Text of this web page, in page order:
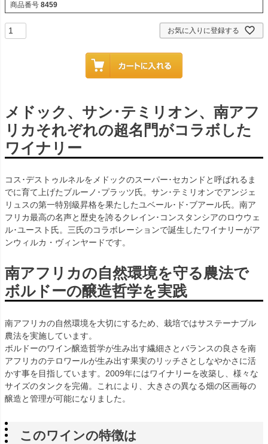
商品番号 8459
お気に入りに登録する
メドック、サン･テミリオン、南アフ
リカそれぞれの超名門がコラボした
ワイナリー
コス･デストゥルネルをメドックのスーパー･セカンドと呼ばれるま
でに育て上げたブルーノ･プラッツ氏。サン･テミリオンでアンジェ
リュスの第一特別級昇格を果たしたユベール･ド･ブアール氏。南ア
フリカ最高の名声と歴史を誇るクレイン･コンスタンシアのロウウェ
ル･ユースト氏。三氏のコラボレーションで誕生したワイナリーがア
ンウィルカ・ヴィンヤードです。
南アフリカの自然環境を守る農法で
ボルドーの醸造哲学を実践
南アフリカの自然環境を大切にするため、栽培ではサステーナブル
農法を実施しています。
ボルドーのワイン醸造哲学が生み出す繊細さとバランスの良さを南
アフリカのテロワールが生み出す果実のリッチさとしなやかさに活
かす事を目指しています。2009年にはワイナリーを改築し、様々な
サイズのタンクを完備。これにより、大きさの異なる畑の区画毎の
醸造と管理が可能になりました。
このワインの特徴は